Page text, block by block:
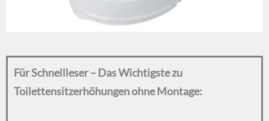
Für Schnellleser – Das Wichtigste zu
Toilettensitzerhöhungen ohne Montage: